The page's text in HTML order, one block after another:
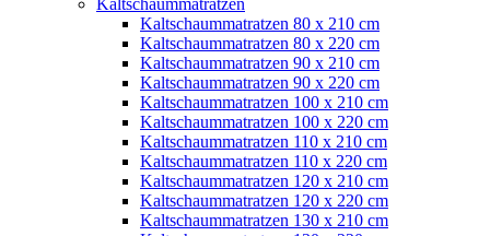
Kaltschaummatratzen 80 x 210 cm
Kaltschaummatratzen 80 x 220 cm
Kaltschaummatratzen 90 x 210 cm
Kaltschaummatratzen 90 x 220 cm
Kaltschaummatratzen 100 x 210 cm
Kaltschaummatratzen 100 x 220 cm
Kaltschaummatratzen 110 x 210 cm
Kaltschaummatratzen 110 x 220 cm
Kaltschaummatratzen 120 x 210 cm
Kaltschaummatratzen 120 x 220 cm
Kaltschaummatratzen 130 x 210 cm